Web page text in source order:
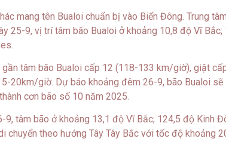
mang tên Bualoi chuẩn bị vào Biển Đông. Trung
25-9, vị trí tâm bão Bualoi ở khoảng 10,8 độ Vĩ
tâm bão Bualoi cấp 12 (118-133 km/giờ), giật
20km/giờ. Dự báo khoảng đêm 26-9, bão Bualoi
cơn bão số 10 năm 2025.
9, tâm bão ở khoảng 13,1 độ Vĩ Bắc; 124,5 độ Kinh
chuyển theo hướng Tây Tây Bắc với tốc độ khoảng